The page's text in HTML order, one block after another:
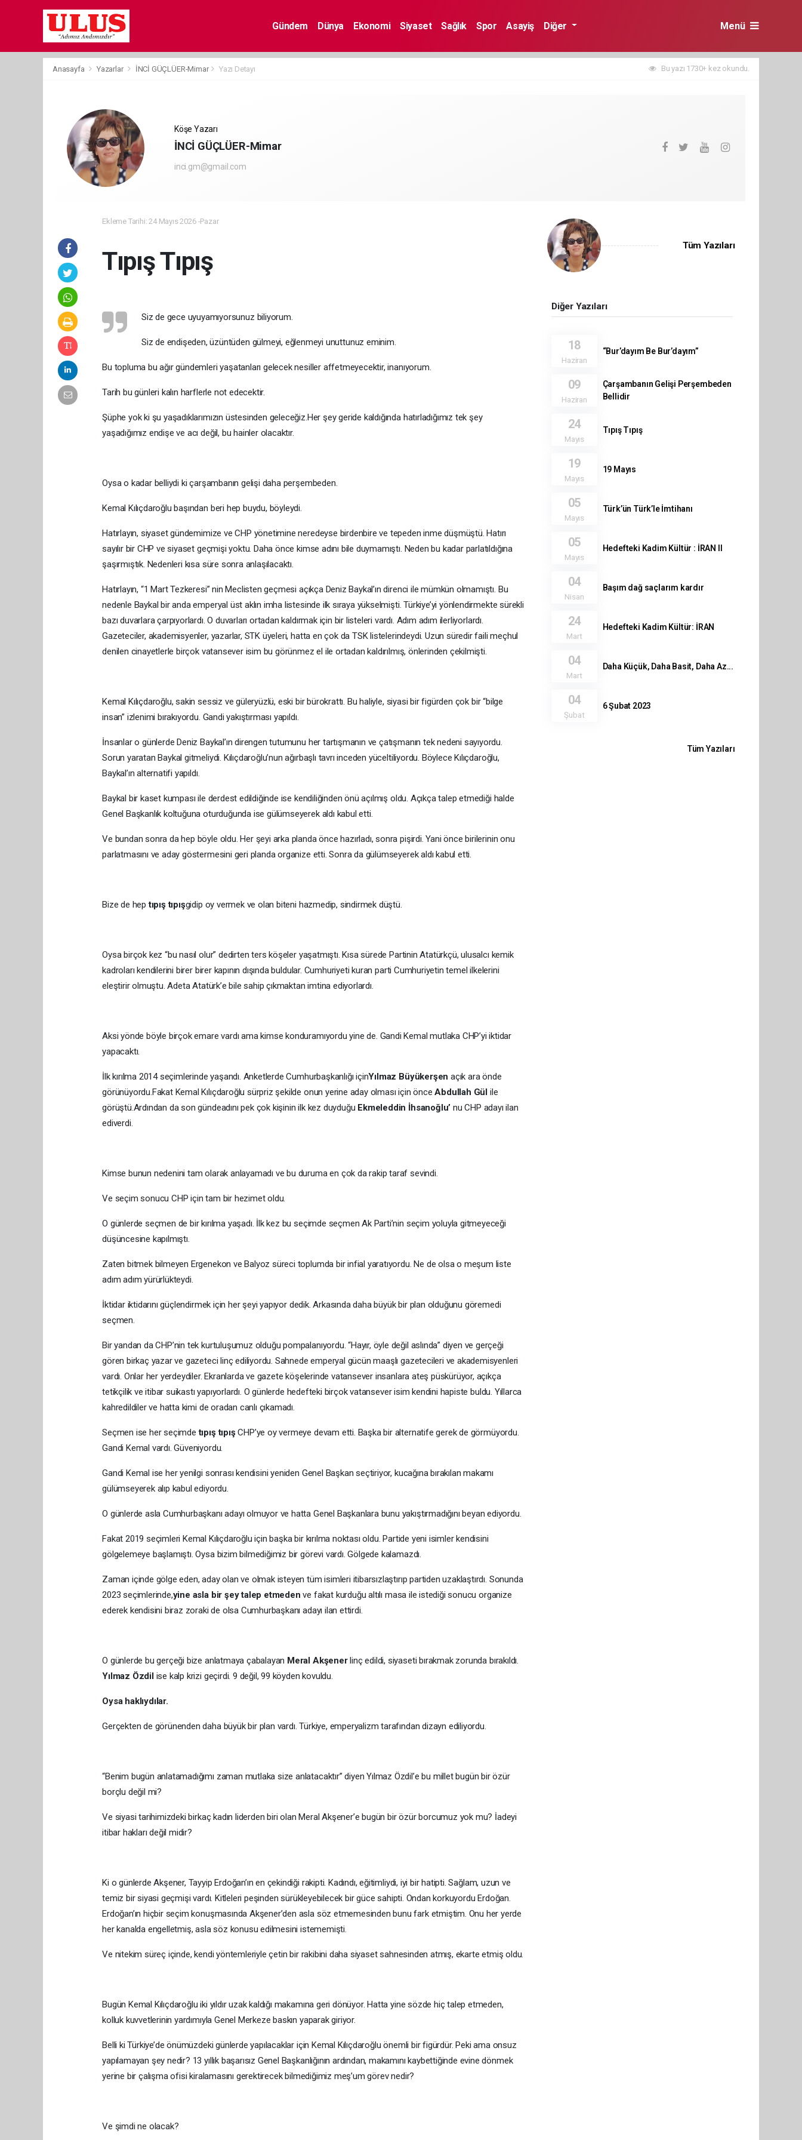
Gündem Dünya Ekonomi Siyaset Sağlık Spor Asayiş Diğer Menü
Anasayfa Yazarlar İNCİ GÜÇLÜER-Mimar Yazı Detayı Bu yazı 1730+ kez okundu.
Köşe Yazarı
İNCİ GÜÇLÜER-Mimar
inci.gm@gmail.com
Ekleme Tarihi: 24 Mayıs 2026 -Pazar
Tıpış Tıpış
Siz de gece uyuyamıyorsunuz biliyorum.
Siz de endişeden, üzüntüden gülmeyi, eğlenmeyi unuttunuz eminim.
Bu topluma bu ağır gündemleri yaşatanları gelecek nesiller affetmeyecektir, inanıyorum.
Tarih bu günleri kalın harflerle not edecektir.
Şüphe yok ki şu yaşadıklarımızın üstesinden geleceğiz.Her şey geride kaldığında hatırladığımız tek şey
yaşadığımız endişe ve acı değil, bu hainler olacaktır.
Oysa o kadar belliydi ki çarşambanın gelişi daha perşembeden.
Kemal Kılıçdaroğlu başından beri hep buydu, böyleydi.
Hatırlayın, siyaset gündemimize ve CHP yönetimine neredeyse birdenbire ve tepeden inme düşmüştü. Hatırı
sayılır bir CHP ve siyaset geçmişi yoktu. Daha önce kimse adını bile duymamıştı. Neden bu kadar parlatıldığına
şaşırmıştık. Nedenleri kısa süre sonra anlaşılacaktı.
Hatırlayın, “1 Mart Tezkeresi” nin Meclisten geçmesi açıkça Deniz Baykal’ın direnci ile mümkün olmamıştı. Bu
nedenle Baykal bir anda emperyal üst aklın imha listesinde ilk sıraya yükselmişti. Türkiye’yi yönlendirmekte sürekli
bazı duvarlara çarpıyorlardı. O duvarları ortadan kaldırmak için bir listeleri vardı. Adım adım ilerliyorlardı.
Gazeteciler, akademisyenler, yazarlar, STK üyeleri, hatta en çok da TSK listelerindeydi. Uzun süredir faili meçhul
denilen cinayetlerle birçok vatansever isim bu görünmez el ile ortadan kaldırılmış, önlerinden çekilmişti.
Kemal Kılıçdaroğlu, sakin sessiz ve güleryüzlü, eski bir bürokrattı. Bu haliyle, siyasi bir figürden çok bir “bilge
insan” izlenimi bırakıyordu. Gandi yakıştırması yapıldı.
İnsanlar o günlerde Deniz Baykal’ın direngen tutumunu her tartışmanın ve çatışmanın tek nedeni sayıyordu.
Sorun yaratan Baykal gitmeliydi. Kılıçdaroğlu’nun ağırbaşlı tavrı inceden yüceltiliyordu. Böylece Kılıçdaroğlu,
Baykal’ın alternatifi yapıldı.
Baykal bir kaset kumpası ile derdest edildiğinde ise kendiliğinden önü açılmış oldu. Açıkça talep etmediği halde
Genel Başkanlık koltuğuna oturduğunda ise gülümseyerek aldı kabul etti.
Ve bundan sonra da hep böyle oldu. Her şeyi arka planda önce hazırladı, sonra pişirdi. Yani önce birilerinin onu
parlatmasını ve aday göstermesini geri planda organize etti. Sonra da gülümseyerek aldı kabul etti.
Bize de heptıpış tıpışgidip oy vermek ve olan biteni hazmedip, sindirmek düştü.
Oysa birçok kez “bu nasıl olur” dedirten ters köşeler yaşatmıştı. Kısa sürede Partinin Atatürkçü, ulusalcı kemik
kadroları kendilerini birer birer kapının dışında buldular. Cumhuriyeti kuran parti Cumhuriyetin temel ilkelerini
eleştirir olmuştu. Adeta Atatürk’e bile sahip çıkmaktan imtina ediyorlardı.
Aksi yönde böyle birçok emare vardı ama kimse konduramıyordu yine de. Gandi Kemal mutlaka CHP’yi iktidar
yapacaktı.
İlk kırılma 2014 seçimlerinde yaşandı. Anketlerde Cumhurbaşkanlığı içinYılmaz Büyükerşen açık ara önde
görünüyordu.Fakat Kemal Kılıçdaroğlu sürpriz şekilde onun yerine aday olması için önceAbdullah Gül ile
görüştü.Ardından da son gündeadını pek çok kişinin ilk kez duyduğu Ekmeleddin İhsanoğlu’ nu CHP adayı ilan
ediverdi.
Kimse bunun nedenini tam olarak anlayamadı ve bu duruma en çok da rakip taraf sevindi.
Ve seçim sonucu CHP için tam bir hezimet oldu.
O günlerde seçmen de bir kırılma yaşadı. İlk kez bu seçimde seçmen Ak Parti’nin seçim yoluyla gitmeyeceği
düşüncesine kapılmıştı.
Zaten bitmek bilmeyen Ergenekon ve Balyoz süreci toplumda bir infial yaratıyordu. Ne de olsa o meşum liste
adım adım yürürlükteydi.
İktidar iktidarını güçlendirmek için her şeyi yapıyor dedik. Arkasında daha büyük bir plan olduğunu göremedi
seçmen.
Bir yandan da CHP’nin tek kurtuluşumuz olduğu pompalanıyordu. “Hayır, öyle değil aslında” diyen ve gerçeği
gören birkaç yazar ve gazeteci linç ediliyordu. Sahnede emperyal gücün maaşlı gazetecileri ve akademisyenleri
vardı. Onlar her yerdeydiler. Ekranlarda ve gazete köşelerinde vatansever insanlara ateş püskürüyor, açıkça
tetikçilik ve itibar suikastı yapıyorlardı. O günlerde hedefteki birçok vatansever isim kendini hapiste buldu. Yıllarca
kahredildiler ve hatta kimi de oradan canlı çıkamadı.
Seçmen ise her seçimdetıpış tıpışCHP’ye oy vermeye devam etti. Başka bir alternatife gerek de görmüyordu.
Gandi Kemal vardı. Güveniyordu.
Gandi Kemal ise her yenilgi sonrası kendisini yeniden Genel Başkan seçtiriyor, kucağına bırakılan makamı
gülümseyerek alıp kabul ediyordu.
O günlerde asla Cumhurbaşkanı adayı olmuyor ve hatta Genel Başkanlara bunu yakıştırmadığını beyan ediyordu.
Fakat 2019 seçimleri Kemal Kılıçdaroğlu için başka bir kırılma noktası oldu. Partide yeni isimler kendisini
gölgelemeye başlamıştı. Oysa bizim bilmediğimiz bir görevi vardı. Gölgede kalamazdı.
Zaman içinde gölge eden, aday olan ve olmak isteyen tüm isimleri itibarsızlaştırıp partiden uzaklaştırdı. Sonunda
2023 seçimlerinde,yine asla bir şey talep etmeden ve fakat kurduğu altılı masa ile istediği sonucu organize
ederek kendisini biraz zoraki de olsa Cumhurbaşkanı adayı ilan ettirdi.
O günlerde bu gerçeği bize anlatmaya çabalayan Meral Akşenerlinç edildi, siyaseti bırakmak zorunda bırakıldı.
Yılmaz Özdilise kalp krizi geçirdi. 9 değil, 99 köyden kovuldu.
Oysa haklıydılar.
Gerçekten de görünenden daha büyük bir plan vardı. Türkiye, emperyalizm tarafından dizayn ediliyordu.
“Benim bugün anlatamadığımı zaman mutlaka size anlatacaktır” diyen Yılmaz Özdil’e bu millet bugün bir özür
borçlu değil mi?
Ve siyasi tarihimizdeki birkaç kadın liderden biri olan Meral Akşener’e bugün bir özür borcumuz yok mu? İadeyi
itibar hakları değil midir?
Ki o günlerde Akşener, Tayyip Erdoğan’ın en çekindiği rakipti. Kadındı, eğitimliydi, iyi bir hatipti. Sağlam, uzun ve
temiz bir siyasi geçmişi vardı. Kitleleri peşinden sürükleyebilecek bir güce sahipti. Ondan korkuyordu Erdoğan.
Erdoğan’ın hiçbir seçim konuşmasında Akşener’den asla söz etmemesinden bunu fark etmiştim. Onu her yerde
her kanalda engelletmiş, asla söz konusu edilmesini istememişti.
Ve nitekim süreç içinde, kendi yöntemleriyle çetin bir rakibini daha siyaset sahnesinden atmış, ekarte etmiş oldu.
Bugün Kemal Kılıçdaroğlu iki yıldır uzak kaldığı makamına geri dönüyor. Hatta yine sözde hiç talep etmeden,
kolluk kuvvetlerinin yardımıyla Genel Merkeze baskın yaparak giriyor.
Belli ki Türkiye’de önümüzdeki günlerde yapılacaklar için Kemal Kılıçdaroğlu önemli bir figürdür. Peki ama onsuz
yapılamayan şey nedir? 13 yıllık başarısız Genel Başkanlığının ardından, makamını kaybettiğinde evine dönmek
yerine bir çalışma ofisi kiralamasını gerektirecek bilmediğimiz meş’um görev nedir?
Ve şimdi ne olacak?
Tüm Yazıları
Diğer Yazıları
18
Haziran
“Bur’dayım Be Bur’dayım”
09
Haziran
Çarşambanın Gelişi Perşembeden
Bellidir
24
Mayıs
Tıpış Tıpış
19
Mayıs
19 Mayıs
05
Mayıs
Türk’ün Türk’le İmtihanı
05
Mayıs
Hedefteki Kadim Kültür : İRAN II
04
Nisan
Başım dağ saçlarım kardır
24
Mart
Hedefteki Kadim Kültür: İRAN
04
Mart
Daha Küçük, Daha Basit, Daha Az...
04
Şubat
6 Şubat 2023
Tüm Yazıları